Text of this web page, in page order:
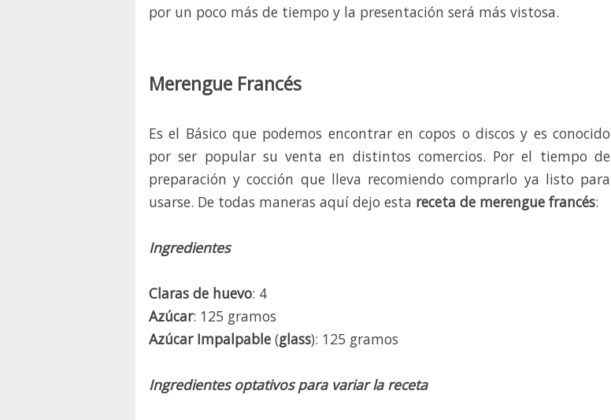
por un poco más de tiempo y la presentación será más vistosa.
Merengue Francés
Es el Básico que podemos encontrar en copos o discos y es conocido
por ser popular su venta en distintos comercios. Por el tiempo de
preparación y cocción que lleva recomiendo comprarlo ya listo para
usarse. De todas maneras aquí dejo esta receta de merengue francés:
Ingredientes
Claras de huevo: 4
Azúcar: 125 gramos
Azúcar Impalpable (glass): 125 gramos
Ingredientes optativos para variar la receta